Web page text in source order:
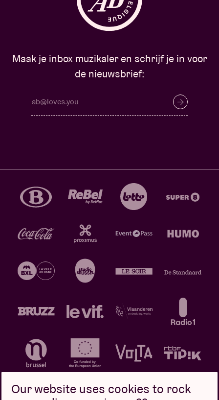
Maak je inbox muzikaler en schrijf je in voor
de nieuwsbrief:
Our website uses cookies to rock